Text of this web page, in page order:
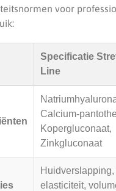
voor
Specificatie
Line
Calcium-
Kopergluconaat,
Zinkgluconaat
elasticiteit,